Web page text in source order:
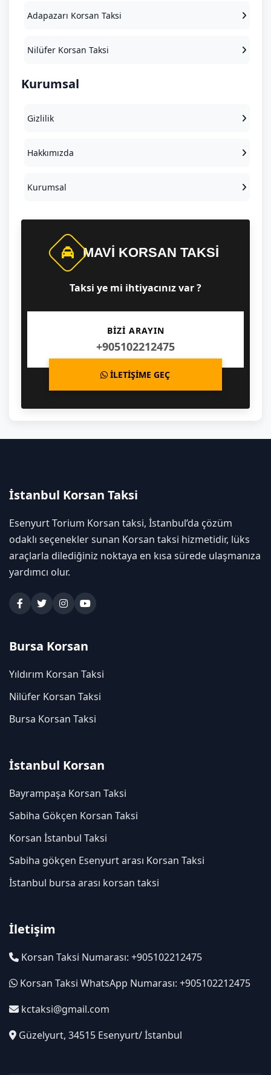
Adapazarı Korsan Taksi
Nilüfer Korsan Taksi
Kurumsal
Gizlilik
Hakkımızda
Kurumsal
MAVI KORSAN TAKSI
Taksi ye mi ihtiyacınız var ?
BİZİ ARAYIN
+905102212475
İLETİŞİME GEÇ
İstanbul Korsan Taksi
Esenyurt Torium Korsan taksi, İstanbul’da çözüm
odaklı seçenekler sunan Korsan taksi hizmetidir, lüks
araçlarla dilediğiniz noktaya en kısa sürede ulaşmanıza
yardımcı olur.
Bursa Korsan
Yıldırım Korsan Taksi
Nilüfer Korsan Taksi
Bursa Korsan Taksi
İstanbul Korsan
Bayrampaşa Korsan Taksi
Sabiha Gökçen Korsan Taksi
Korsan İstanbul Taksi
Sabiha gökçen Esenyurt arası Korsan Taksi
İstanbul bursa arası korsan taksi
İletişim
Korsan Taksi Numarası: +905102212475
Korsan Taksi WhatsApp Numarası: +905102212475
kctaksi@gmail.com
Güzelyurt, 34515 Esenyurt/ İstanbul